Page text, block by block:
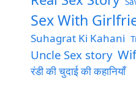
Sex With
Suhagrat Ki Kahani
Uncle Sex story
रंडी की चुदाई की कहानियाँ